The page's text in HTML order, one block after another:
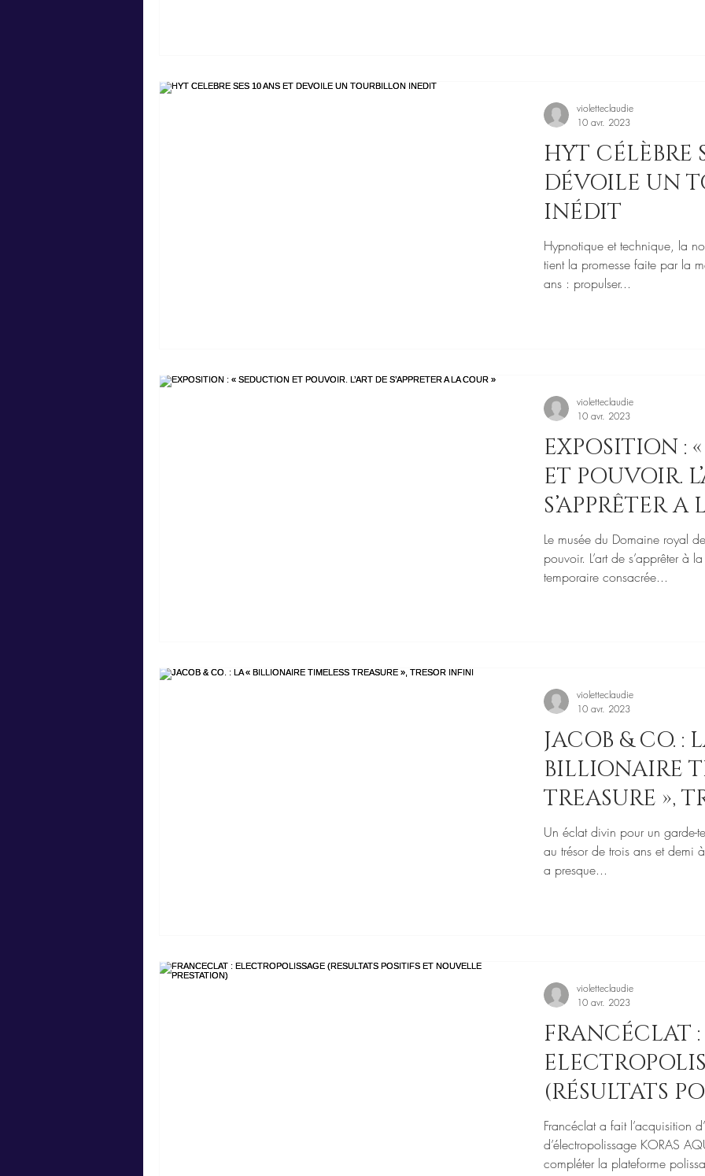
HYT CÉLÈBRE
DÉVOILE UN
INÉDIT
Hypnotique et technique, la
tient la promesse faite par la
ans : propulser...
violetteclaudie
10 avr. 2023
EXPOSITION :
ET POUVOIR.
S’APPRÊTER
Le musée du Domaine royal
pouvoir. L’art de s’apprêter à
temporaire consacrée...
violetteclaudie
10 avr. 2023
JACOB & CO. :
BILLIONAIRE
TREASURE »,
Un éclat divin pour un garde-
au trésor de trois ans et demi
a presque...
violetteclaudie
10 avr. 2023
FRANCÉCLAT :
(RÉSULTATS
NOUVELLE
Francéclat a fait l’acquisition
d’électropolissage KORAS
compléter la plateforme
violetteclaudie
10 avr. 2023